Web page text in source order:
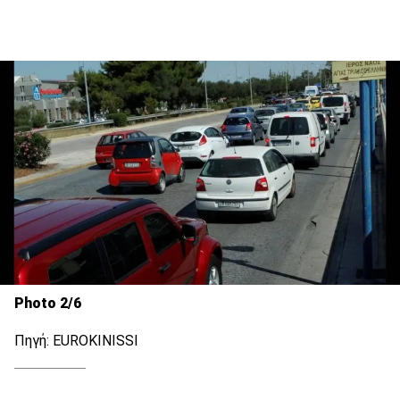
Photo 2/6
Πηγή: EUROKINISSI